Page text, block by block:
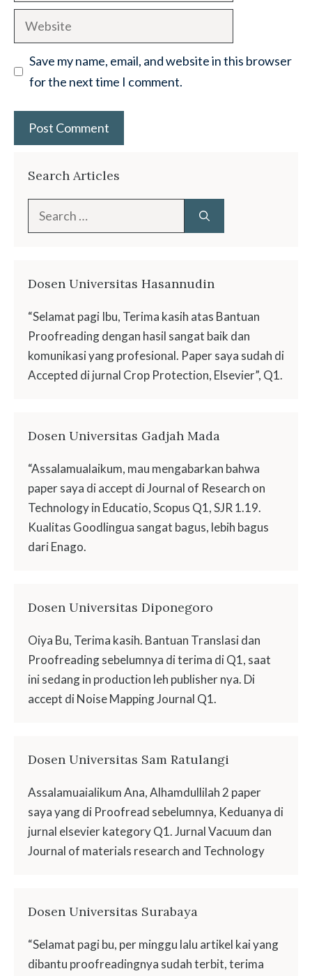
Website
Save my name, email, and website in this browser
for the next time I comment.
Search Articles
Dosen Universitas Hasannudin
“Selamat pagi Ibu, Terima kasih atas Bantuan
Proofreading dengan hasil sangat baik dan
komunikasi yang profesional. Paper saya sudah di
Accepted di jurnal Crop Protection, Elsevier”, Q1.
Dosen Universitas Gadjah Mada
“Assalamualaikum, mau mengabarkan bahwa
paper saya di accept di Journal of Research on
Technology in Educatio, Scopus Q1, SJR 1.19.
Kualitas Goodlingua sangat bagus, lebih bagus
dari Enago.
Dosen Universitas Diponegoro
Oiya Bu, Terima kasih. Bantuan Translasi dan
Proofreading sebelumnya di terima di Q1, saat
ini sedang in production leh publisher nya. Di
accept di Noise Mapping Journal Q1.
Dosen Universitas Sam Ratulangi
Assalamuaialikum Ana, Alhamdullilah 2 paper
saya yang di Proofread sebelumnya, Keduanya di
jurnal elsevier kategory Q1. Jurnal Vacuum dan
Journal of materials research and Technology
Dosen Universitas Surabaya
“Selamat pagi bu, per minggu lalu artikel kai yang
dibantu proofreadingnya sudah terbit, terima